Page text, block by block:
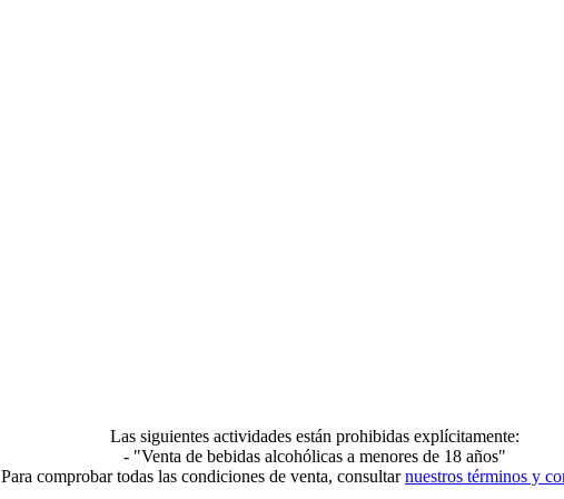
Las siguientes actividades están prohibidas explícitamente:
- "Venta de bebidas alcohólicas a menores de 18 años"​
Para comprobar todas las condiciones de venta, consultarnuestros términos y